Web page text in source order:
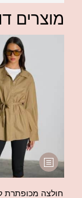
מוצרים
חולצה מכופתרת